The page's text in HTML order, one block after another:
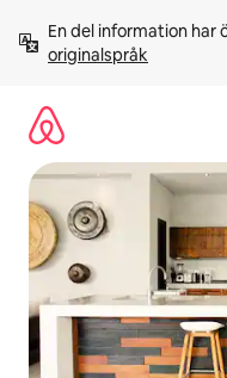
innehåll
En del information
originalspråk